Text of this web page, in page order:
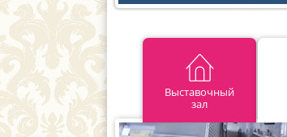
Выставочный
зал